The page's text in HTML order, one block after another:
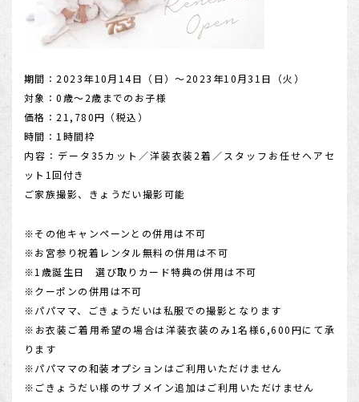
期間：2023年10月14日（日）～2023年10月31日（火）
対象：0歳～2歳までのお子様
価格：21,780円（税込）
時間：1時間枠
内容：データ35カット／洋装衣装2着／スタッフお任せヘアセ
ット1回付き
ご家族撮影、きょうだい撮影可能
※その他キャンペーンとの併用は不可
※お宮参り祝着レンタル無料の併用は不可
※1歳誕生日 選び取りカード特典の併用は不可
※クーポンの併用は不可
※パパママ、ごきょうだいは私服での撮影となります
※お衣装ご着用希望の場合は洋装衣装のみ1名様6,600円にて承
ります
※パパママの和装オプションはご利用いただけません
※ごきょうだい様のサブメイン追加はご利用いただけません